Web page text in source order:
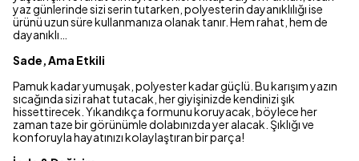
yaz günlerinde sizi serin tutarken, polyesterin dayanıklılığı ise
ürünü uzun süre kullanmanıza olanak tanır. Hem rahat, hem de
dayanıklı…
Sade, Ama Etkili
Pamuk kadar yumuşak, polyester kadar güçlü. Bu karışım yazın
sıcağında sizi rahat tutacak, her giyişinizde kendinizi şık
hissettirecek. Yıkandıkça formunu koruyacak, böylece her
zaman taze bir görünümle dolabınızda yer alacak. Şıklığı ve
konforuyla hayatınızı kolaylaştıran bir parça!